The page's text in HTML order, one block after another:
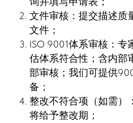
文件审核：提交描述质
文件；
ISO 9001体系审核：专
估体系符合性；含内部
部审核；我们可提供
备；
整改不符合项（如需）
将给予整改期；